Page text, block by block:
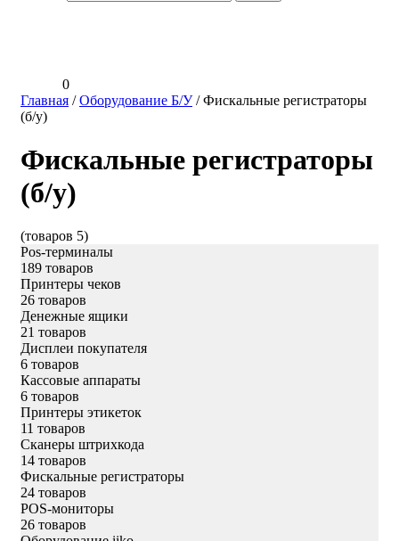
0
Главная /Оборудование Б/У/Фискальные регистраторы
(б/у)
Фискальные регистраторы
(б/у)
(товаров 5)
Pos-терминалы
189 товаров
Принтеры чеков
26 товаров
Денежные ящики
21 товаров
Дисплеи покупателя
6 товаров
Кассовые аппараты
6 товаров
Принтеры этикеток
11 товаров
Сканеры штрихкода
14 товаров
Фискальные регистраторы
24 товаров
POS-мониторы
26 товаров